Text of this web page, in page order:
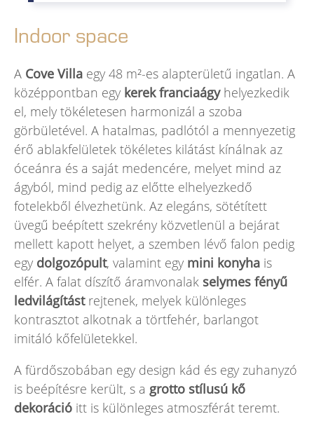
Indoor space
A Cove Villa egy 48 m²-es alapterületű ingatlan. A
középpontban egy kerek franciaágyhelyezkedik
el, mely tökéletesen harmonizál a szoba
görbületével. A hatalmas, padlótól a mennyezetig
érő ablakfelületek tökéletes kilátást kínálnak az
óceánra és a saját medencére, melyet mind az
ágyból, mind pedig az előtte elhelyezkedő
fotelekből élvezhetünk. Az elegáns, sötétített
üvegű beépített szekrény közvetlenül a bejárat
mellett kapott helyet, a szemben lévő falon pedig
egy dolgozópult, valamint egy mini konyha is
elfér. A falat díszítő áramvonalak selymes fényű
ledvilágítástrejtenek, melyek különleges
kontrasztot alkotnak a törtfehér, barlangot
imitáló kőfelületekkel.
A fürdőszobában egy design kád és egy zuhanyzó
is beépítésre került, s a grotto stílusú kő
dekoráció itt is különleges atmoszférát teremt.